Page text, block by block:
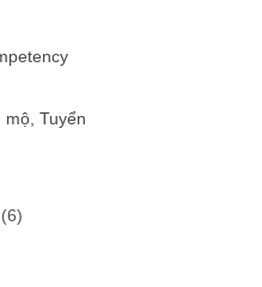
mộ, Tuyển
(6)